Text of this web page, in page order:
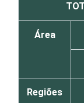
Área
Regiões